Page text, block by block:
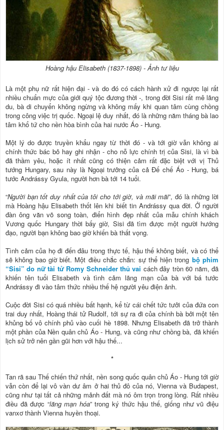
Hoàng hậu Elisabeth (1837-1898) - Ảnh tư liệu
Là một phụ nữ rất hiện đại - và do đó có cách hành xử đi ngược lại rất
nhiều chuẩn mực của giới quý tộc đương thời -, trong đời Sisi rất mê lãng
du, bà di chuyển không ngừng và không mấy khi quan tâm cùng chồng
trong công việc trị quốc. Ngoại lệ duy nhất, đó là những năm tháng bà lao
tâm khổ tứ cho nền hòa bình của hai nước Áo - Hung.
Một lý do được truyền khẩu ngay từ thời đó - và tới giờ vẫn không ai
chính thức bác bỏ hay ghi nhận - cho nỗ lực chính trị của Sisi, là vì bà
đã thầm yêu, hoặc ít nhất cũng có thiện cảm rất đặc biệt với vị Thủ
tướng Hungary, sau này là Ngoại trưởng của cả Đế chế Áo - Hung, bá
tước Andrássy Gyula, người hơn bà tới 14 tuổi.
“Người bạn tốt duy nhất của tôi cho tới giờ, và mãi mãi”, đó là những lời
mà Hoàng hậu Elisabeth thốt lên khi biết tin Andrássy qua đời. Ở người
đàn ông văn võ song toàn, điển hình đẹp nhất của mẫu chính khách
Vương quốc Hungary thời bấy giờ, Sisi đã tìm được một người hướng
đạo, người bạn không bao giờ khiến bà thất vọng.
Tình cảm của họ đi đến đâu trong thực tế, hậu thế không biết, và có thể
sẽ không bao giờ biết. Một điều chắc chắn: sự thể hiện trong bộ phim
“Sisi” do nữ tài tử Romy Schneider thủ vai cách đây tròn 60 năm, đã
khiến tên tuổi Elisabeth và tình cảm lãng mạn của bà với bá tước
Andrássy đi vào tâm thức nhiều thế hệ người yêu điện ảnh.
Cuộc đời Sisi có quá nhiều bất hạnh, kể từ cái chết tức tưởi của đứa con
trai duy nhất, Hoàng thái tử Rudolf, tới sự ra đi của chính bà bởi một tên
khủng bố vô chính phủ vào cuối hè 1898. Nhưng Elisabeth đã trở thành
một phần của Nền quân chủ Áo - Hung, và cũng như chồng bà, đã khiến
lịch sử trở nên gần gũi hơn với hậu thế...
*
Tan rã sau Thế chiến thứ nhất, nền song quốc quân chủ Áo - Hung tới giờ
vẫn còn để lại vô vàn dư âm ở hai thủ đô của nó, Vienna và Budapest,
cũng như tại tất cả những mảnh đất mà nó ôm trọn trong lòng. Rất nhiều
điều đã được “lãng mạn hóa” trong ký thức hậu thế, giống như vũ điệu
vanxơ thành Vienna huyền thoại.